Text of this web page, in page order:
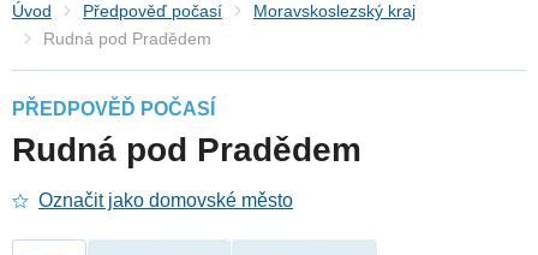
Úvod Předpověď počasí
Moravskoslezský kraj
Rudná pod Pradědem
PŘEDPOVĚĎ POČASÍ
Rudná pod Pradědem
Označit jako domovské město